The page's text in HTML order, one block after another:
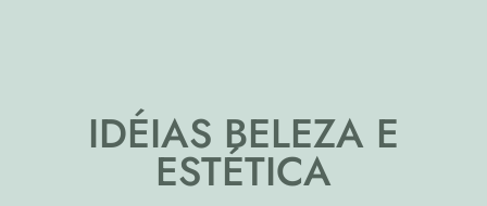
IDÉIAS BELEZA E
ESTÉTICA